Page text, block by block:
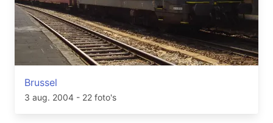
Brussel
3 aug. 2004 - 22 foto's